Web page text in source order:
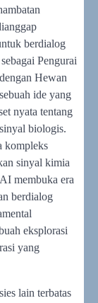
berdialog
Pengurai
Hewan
ide yang
nyata tentang
biologis.
kompleks
sinyal kimia
membuka era
berdialog
eksplorasi
yang
lain terbatas